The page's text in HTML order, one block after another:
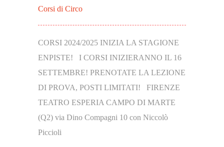
Corsi di Circo
CORSI 2024/2025 INIZIA LA STAGIONE
ENPISTE! I CORSI INIZIERANNO IL 16
SETTEMBRE! PRENOTATE LA LEZIONE
DI PROVA, POSTI LIMITATI! FIRENZE
TEATRO ESPERIA CAMPO DI MARTE
(Q2) via Dino Compagni 10 con Niccolò
Piccioli